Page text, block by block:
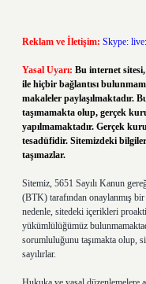
Reklam ve İletişim: Skype:
Yasal Uyarı: Bu internet
ile hiçbir bağlantısı
makaleler paylaşılmaktadır.
taşımamakta olup, gerçek
yapılmamaktadır. Gerçek
tesadüfidir. Sitemizdeki
taşımazlar.
Sitemiz, 5651 Sayılı Kanun
(BTK) tarafından onaylanmış
nedenle, sitedeki içerikleri
yükümlülüğümüz
sorumluluğunu taşımakta olup,
sayılırlar.